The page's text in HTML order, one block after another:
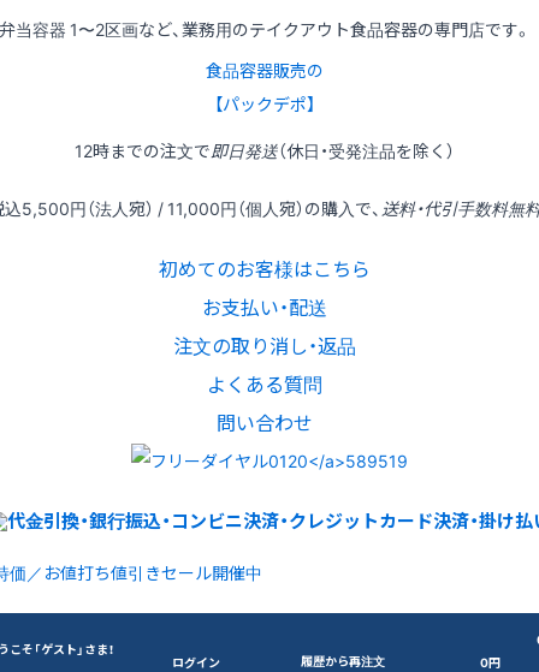
当容器 1〜2区画など、業務用のテイクアウト食品容器の専門店です。
食品容器販売の
【パックデポ】
12時までの注文で即日発送（休日・受発注品を除く）
込5,500円（法人宛） / 11,000円（個人宛）の購入で、 送料・代引手数料無
初めてのお客様はこちら
お支払い・配送
注文の取り消し・返品
よくある質問
問い合わせ
価／お値打ち値引きセール開催中
こそ「ゲスト」さま！
ログイン 履歴から再注文
0円